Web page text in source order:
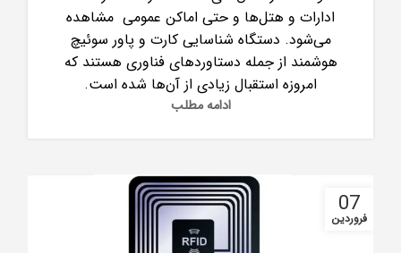
ادارات و هتل‌ها و حتی اماکن عمومی مشاهده
می‌شود. دستگاه شناسایی کارت و پاور سوئیچ
هوشمند از جمله دستاوردهای فناوری هستند که
امروزه استقبال زیادی از آن‌ها شده است.
ادامه مطلب
07
فروردین